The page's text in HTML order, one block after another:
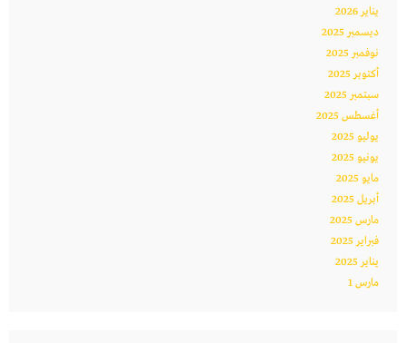
يناير 2026
ديسمبر 2025
نوفمبر 2025
أكتوبر 2025
سبتمبر 2025
أغسطس 2025
يوليو 2025
يونيو 2025
مايو 2025
أبريل 2025
مارس 2025
فبراير 2025
يناير 2025
مارس 1